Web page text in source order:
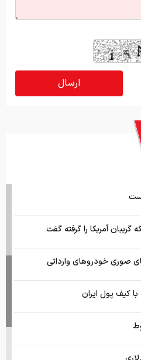
آمریکا را گرفته گفت
صوری خودروهای وارداتی
کیف پول ایران